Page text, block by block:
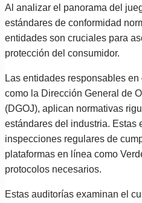
Al analizar el panorama del
estándares de conformidad
entidades son cruciales para
protección del consumidor.
Las entidades responsables
como la Dirección General de
(DGOJ), aplican normativas
estándares del industria. Estas
inspecciones regulares de
plataformas en línea como
protocolos necesarios.
Estas auditorías examinan el